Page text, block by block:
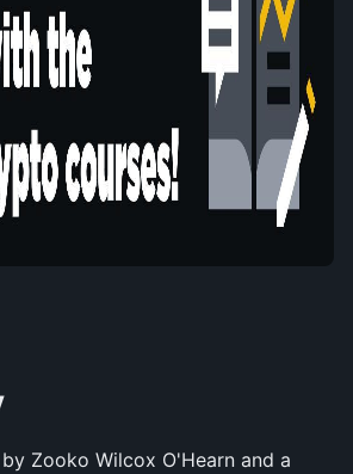
Zooko Wilcox O'Hearn and a